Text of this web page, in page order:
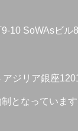
10 SoWAsビル
ジリア銀座
となっていま